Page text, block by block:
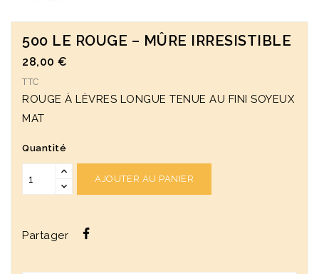
500 LE ROUGE – MÛRE IRRESISTIBLE
28,00 €
TTC
ROUGE À LÈVRES LONGUE TENUE AU FINI SOYEUX
MAT
Quantité
AJOUTER AU PANIER
Partager